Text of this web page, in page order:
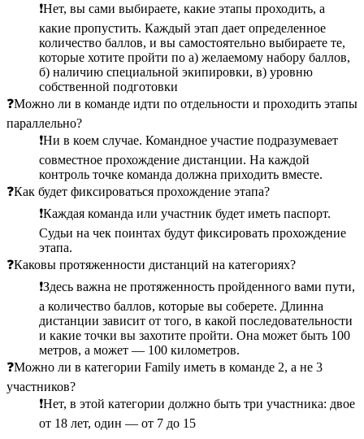
❗️Нет, вы сами выбираете, какие этапы проходить, а
какие пропустить. Каждый этап дает определенное
количество баллов, и вы самостоятельно выбираете те,
которые хотите пройти по а) желаемому набору баллов,
б) наличию специальной экипировки, в) уровню
собственной подготовки
❓Можно ли в команде идти по отдельности и проходить этапы
параллельно?
❗️Ни в коем случае. Командное участие подразумевает
совместное прохождение дистанции. На каждой
контроль точке команда должна приходить вместе.
❓Как будет фиксироваться прохождение этапа?
❗️Каждая команда или участник будет иметь паспорт.
Судьи на чек поинтах будут фиксировать прохождение
этапа.
❓Каковы протяженности дистанций на категориях?
❗️Здесь важна не протяженность пройденного вами пути,
а количество баллов, которые вы соберете. Длинна
дистанции зависит от того, в какой последовательности
и какие точки вы захотите пройти. Она может быть 100
метров, а может — 100 километров.
❓Можно ли в категории Family иметь в команде 2, а не 3
участников?
❗️Нет, в этой категории должно быть три участника: двое
от 18 лет, один — от 7 до 15